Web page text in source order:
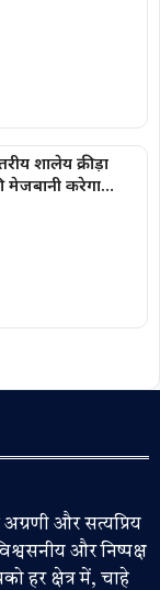
शालेय क्रीड़ा
मेजबानी करेगा
और सत्यप्रिय
और निष्पक्ष
हर क्षेत्र में, चाहे